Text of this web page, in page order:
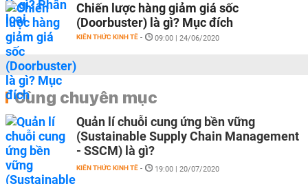
Chiến lược hàng giảm giá sốc
(Doorbuster) là gì? Mục đích
KIẾN THỨC KINH TẾ - 09:00 | 24/06/2020
Cùng chuyên mục
Quản lí chuỗi cung ứng bền vững
(Sustainable Supply Chain Management
- SSCM) là gì?
KIẾN THỨC KINH TẾ - 19:00 | 20/07/2020